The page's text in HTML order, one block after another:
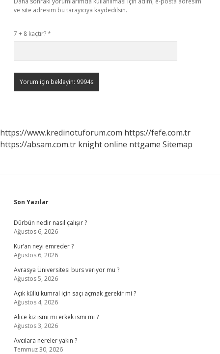
ve site adresim bu tarayıcıya kaydedilsin.
7 + 8 kaçtır?*
https://www.kredinotuforum.com https://fefe.com.tr
https://absam.com.tr knight online nttgame Sitemap
Sidebar
Son Yazılar
Dürbün nedir nasıl çalışır ?
Ağustos 6, 2026
Kur’an neyi emreder ?
Ağustos 6, 2026
Avrasya Üniversitesi burs veriyor mu ?
Ağustos 5, 2026
Açık küllü kumral için saçı açmak gerekir mi ?
Ağustos 4, 2026
Alice kız ismi mi erkek ismi mi ?
Ağustos 3, 2026
Avcılara nereler yakın ?
Temmuz 30, 2026